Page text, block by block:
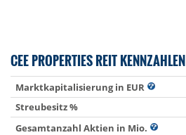
CEE PROPERTIES REIT KENNZAHLEN
Marktkapitalisierung in EUR
Streubesitz %
Gesamtanzahl Aktien in Mio.